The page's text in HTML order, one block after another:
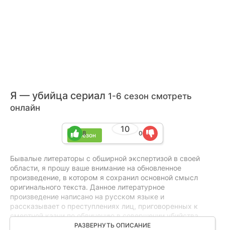
Я — убийца сериал 1-6 сезон смотреть
онлайн
6 сезон
10
8 0
Бывалые литераторы с обширной экспертизой в своей
области, я прошу ваше внимание на обновленное
произведение, в котором я сохранил основной смысл
оригинального текста. Данное литературное
произведение написано на русском языке и
рассказывает о преступлениях лиц, приговоренных к
смертной казни по обвинению в совершении убийства
первой степени. Я буду благодарен за ваше внимание и
РАЗВЕРНУТЬ ОПИСАНИЕ